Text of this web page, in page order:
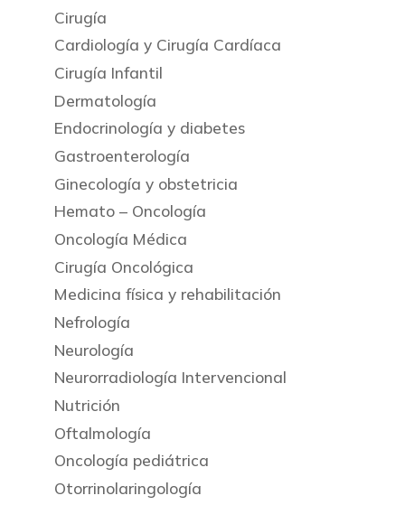
Cirugía
Cardiología y Cirugía Cardíaca
Cirugía Infantil
Dermatología
Endocrinología y diabetes
Gastroenterología
Ginecología y obstetricia
Hemato – Oncología
Oncología Médica
Cirugía Oncológica
Medicina física y rehabilitación
Nefrología
Neurología
Neurorradiología Intervencional
Nutrición
Oftalmología
Oncología pediátrica
Otorrinolaringología